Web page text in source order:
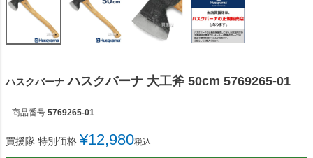
ハスクバーナ ハスクバーナ 大工斧 50cm 5769265-01
商品番号 5769265-01
買援隊 特別価格 ¥12,980税込